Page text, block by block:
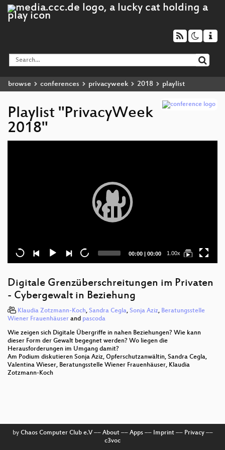
browse conferences privacyweek 2018 playlist
Playlist "PrivacyWeek
2018"
Current
00:00 | Total
00:00 1.00x
Digitale Grenzüberschreitungen im Privaten
- Cybergewalt in Beziehung
Klaudia Zotzmann-Koch, Sandra Cegla, Sonja Aziz, Beratungsstelle
Wiener Frauenhäuser and pascoda
Wie zeigen sich Digitale Übergriffe in nahen Beziehungen? Wie kann
dieser Form der Gewalt begegnet werden? Wo liegen die
Herausforderungen im Umgang damit?
Am Podium diskutieren Sonja Aziz, Opferschutzanwältin, Sandra Cegla,
Valentina Wieser, Beratungsstelle Wiener Frauenhäuser, Klaudia
Zotzmann-Koch
by Chaos Computer Club e.V–– About–– Apps–– Imprint–– Privacy––
c3voc